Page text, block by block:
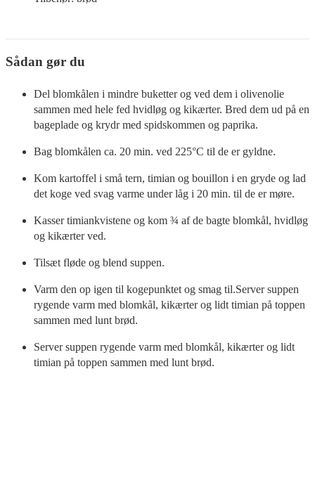
Sådan gør du
Del blomkålen i mindre buketter og ved dem i olivenolie
sammen med hele fed hvidløg og kikærter. Bred dem ud på en
bageplade og krydr med spidskommen og paprika.
Bag blomkålen ca. 20 min. ved 225°C til de er gyldne.
Kom kartoffel i små tern, timian og bouillon i en gryde og lad
det koge ved svag varme under låg i 20 min. til de er møre.
Kasser timiankvistene og kom ¾ af de bagte blomkål, hvidløg
og kikærter ved.
Tilsæt fløde og blend suppen.
Varm den op igen til kogepunktet og smag til.Server suppen
rygende varm med blomkål, kikærter og lidt timian på toppen
sammen med lunt brød.
Server suppen rygende varm med blomkål, kikærter og lidt
timian på toppen sammen med lunt brød.